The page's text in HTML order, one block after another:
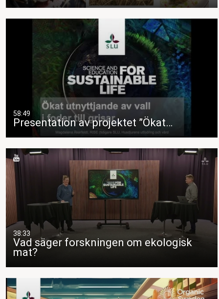
58:49
Presentation av projektet ”Ökat…
38:33
Vad säger forskningen om ekologisk
mat?